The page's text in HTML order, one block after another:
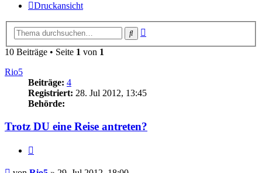
Druckansicht
Suche
10 Beiträge • Seite 1 von 1
Rio5
Beiträge: 4
Registriert: 28. Jul 2012, 13:45
Behörde:
Trotz DU eine Reise antreten?
Beitrag